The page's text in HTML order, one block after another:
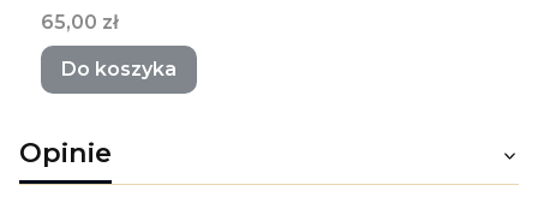
Cena
65,00 zł
Do koszyka
Opinie